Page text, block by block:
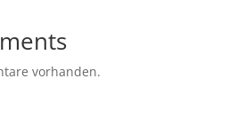
vorhanden.